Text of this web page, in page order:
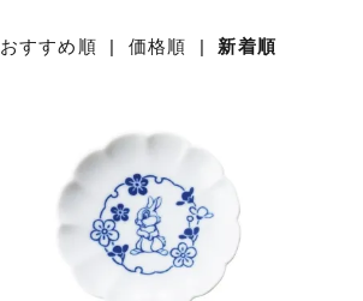
おすすめ順 | 価格順 | 新着順